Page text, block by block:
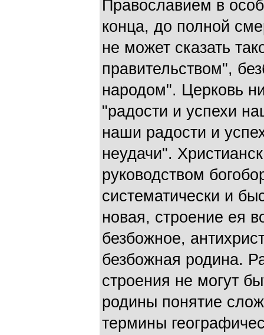
Православием в
конца, до полной
не может сказать
правительством",
народом". Церковь
"радости и успехи
наши радости и
неудачи".
руководством
систематически и
новая, строение ея
безбожное,
безбожная родина.
строения не могут
родины понятие
термины